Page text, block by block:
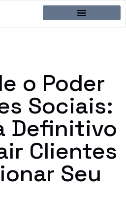
o Poder
Sociais:
Definitivo
Clientes
Seu